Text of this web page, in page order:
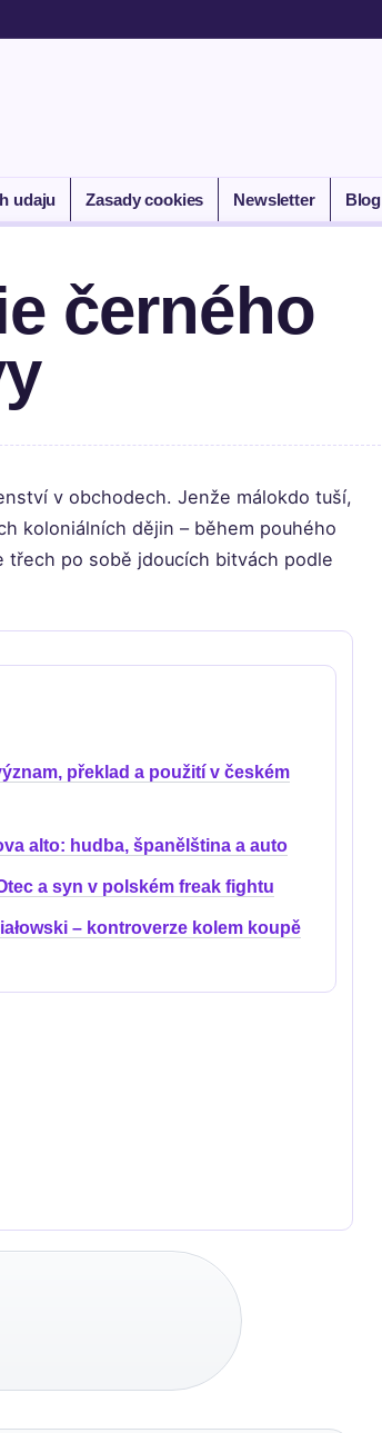
udaju Zasady cookies Newsletter Blog
černého
v obchodech. Jenže málokdo tuší,
koloniálních dějin – během pouhého
třech po sobě jdoucích bitvách podle
překlad a použití v českém
alto: hudba, španělština a auto
a syn v polském freak fightu
– kontroverze kolem koupě